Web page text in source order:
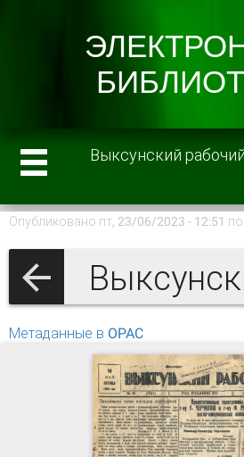
Выксунский
Опубликовано пт, 23/06/2023 - 12:51
Метаданные в OPAC